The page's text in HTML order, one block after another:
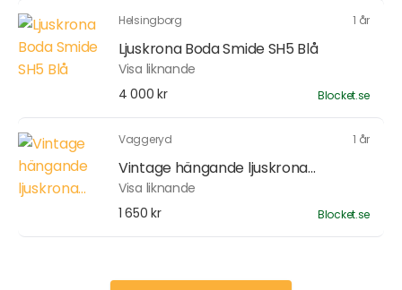
Helsingborg 1 år
Ljuskrona Boda Smide SH5 Blå
Visa liknande
4 000 kr
Blocket.se
Vaggeryd 1 år
Vintage hängande ljuskrona...
Visa liknande
1 650 kr
Blocket.se